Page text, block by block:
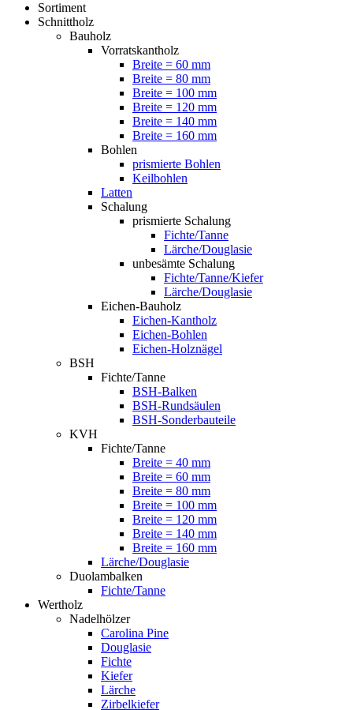
Sortiment
Schnittholz
Bauholz
Vorratskantholz
Breite = 60 mm
Breite = 80 mm
Breite = 100 mm
Breite = 120 mm
Breite = 140 mm
Breite = 160 mm
Bohlen
prismierte Bohlen
Keilbohlen
Latten
Schalung
prismierte Schalung
Fichte/Tanne
Lärche/Douglasie
unbesämte Schalung
Fichte/Tanne/Kiefer
Lärche/Douglasie
Eichen-Bauholz
Eichen-Kantholz
Eichen-Bohlen
Eichen-Holznägel
BSH
Fichte/Tanne
BSH-Balken
BSH-Rundsäulen
BSH-Sonderbauteile
KVH
Fichte/Tanne
Breite = 40 mm
Breite = 60 mm
Breite = 80 mm
Breite = 100 mm
Breite = 120 mm
Breite = 140 mm
Breite = 160 mm
Lärche/Douglasie
Duolambalken
Fichte/Tanne
Wertholz
Nadelhölzer
Carolina Pine
Douglasie
Fichte
Kiefer
Lärche
Zirbelkiefer